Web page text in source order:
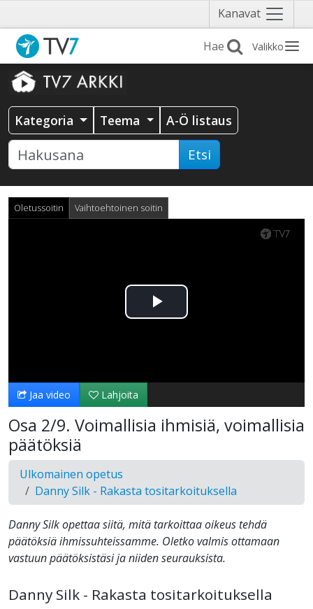
Kanavat Näytä
valikko
Valikko
Kategoria Teema A-Ö listaus
Etsi
Oletussoitin Vaihtoehtoinen soitin
Toista
Jaa video Lahjoita
Osa 2/9. Voimallisia ihmisiä, voimallisia
päätöksiä
Ulkomainen opetus
Danny Silk - Rakasta tositarkoituksella
Danny Silk opettaa siitä, mitä tarkoittaa oikeus tehdä
päätöksiä ihmissuhteissamme. Oletko valmis ottamaan
vastuun päätöksistäsi ja niiden seurauksista.
Danny Silk - Rakasta tositarkoituksella